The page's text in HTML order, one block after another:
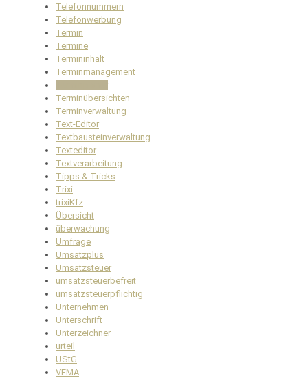
Telefonnummern
Telefonwerbung
Termin
Termine
Termininhalt
Terminmanagement
Terminübersichten
Terminverwaltung
Text-Editor
Textbausteinverwaltung
Texteditor
Textverarbeitung
Tipps & Tricks
Trixi
trixiKfz
Übersicht
überwachung
Umfrage
Umsatzplus
Umsatzsteuer
umsatzsteuerbefreit
umsatzsteuerpflichtig
Unternehmen
Unterschrift
Unterzeichner
urteil
UStG
VEMA